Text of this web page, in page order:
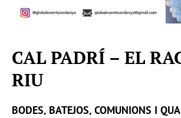
CAL PADRÍ – EL
RIU
BODES, BATEJOS, COMUNIONS I